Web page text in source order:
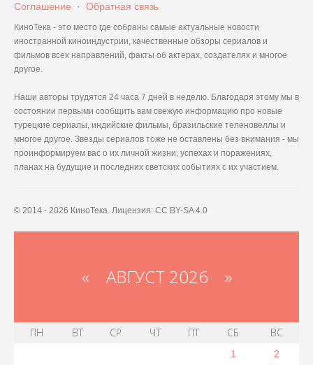
Соглашение · Обратная связь
КиноТека - это место где собраны самые актуальные новости
иностранной киноиндустрии, качественные обзоры сериалов и
фильмов всех направлений, факты об актерах, создателях и многое
другое.
Наши авторы трудятся 24 часа 7 дней в неделю. Благодаря этому мы в
состоянии первыми сообщить вам свежую информацию про новые
турецкие сериалы, индийские фильмы, бразильские теленовеллы и
многое другое. Звезды сериалов тоже не оставлены без внимания - мы
проинформируем вас о их личной жизни, успехах и поражениях,
планах на будущие и последних светских событиях с их участием.
© 2014 - 2026 КиноТека. Лицензия: CC BY-SA 4.0
« АВГУСТ 2026 »
ПН ВТ СР ЧТ ПТ СБ ВС
1 2